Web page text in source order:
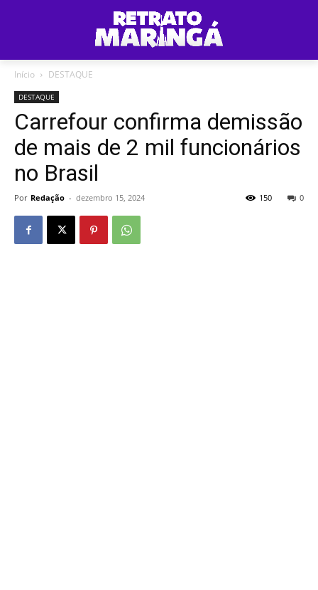
Início DESTAQUE
DESTAQUE
Carrefour confirma demissão
de mais de 2 mil funcionários
no Brasil
Por Redação - dezembro 15, 2024 0
150